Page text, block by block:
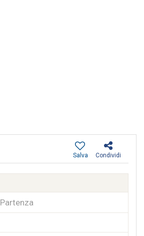
Condividi
Salva
Partenza